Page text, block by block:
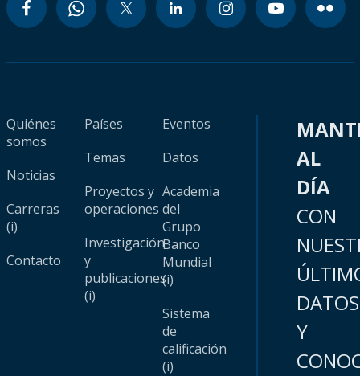
Quiénes
somos
Noticias
Carreras
(i)
Contacto
Países
Temas
Proyectos y
operaciones
Investigación
y
publicaciones
(i)
Eventos
Datos
Academia
del
Grupo
Banco
Mundial
(i)
Sistema
de
calificación
(i)
AL
DÍA
CON
DATOS
Y